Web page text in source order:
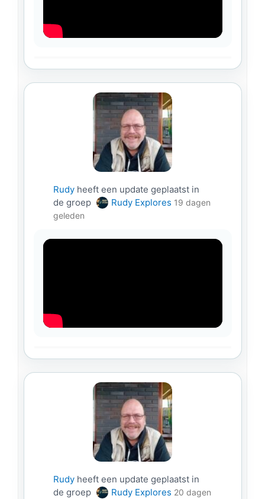
Rudy heeft een update geplaatst in
de groep
Rudy Explores 19 dagen
geleden
Rudy heeft een update geplaatst in
de groep
Rudy Explores 20 dagen